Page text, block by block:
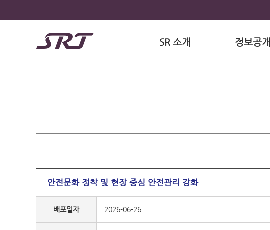
SR 소개 정보공개
안전문화 정착 및 현장 중심 안전관리 강화
배포일자 2026-06-26